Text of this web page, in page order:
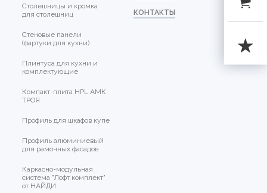
Столешницы и кромка
для столешниц
Стеновые панели
(фартуки для кухни)
Плинтуса для кухни и
комплектующие
Компакт-плита HPL АМК
ТРОЯ
Профиль для шкафов купе
Профиль алюминиевый
для рамочных фасадов
Каркасно-модульная
система "Лофт комплект"
от НАЙДИ
КОНТАКТЫ